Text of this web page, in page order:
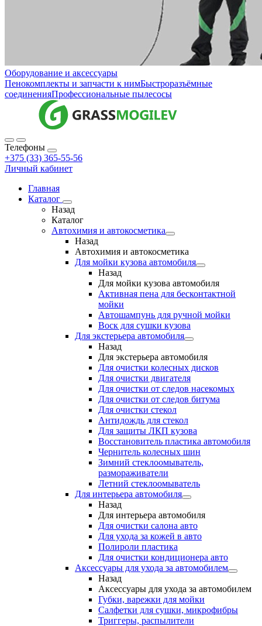
Оборудование и аксессуары
Пенокомплекты и запчасти к нимБыстроразъёмные
соединенияПрофессиональные пылесосы
Телефоны
+375 (33) 365-55-56
Личный кабинет
Главная
Каталог
Назад
Каталог
Автохимия и автокосметика
Назад
Автохимия и автокосметика
Для мойки кузова автомобиля
Назад
Для мойки кузова автомобиля
Активная пена для бесконтактной
мойки
Автошампунь для ручной мойки
Воск для сушки кузова
Для экстерьера автомобиля
Назад
Для экстерьера автомобиля
Для очистки колесных дисков
Для очистки двигателя
Для очистки от следов насекомых
Для очистки от следов битума
Для очистки стекол
Антидождь для стекол
Для защиты ЛКП кузова
Восстановитель пластика автомобиля
Чернитель колесных шин
Зимний стеклоомыватель,
размораживатели
Летний стеклоомыватель
Для интерьера автомобиля
Назад
Для интерьера автомобиля
Для очистки салона авто
Для ухода за кожей в авто
Полироли пластика
Для очистки кондиционера авто
Аксессуары для ухода за автомобилем
Назад
Аксессуары для ухода за автомобилем
Губки, варежки для мойки
Салфетки для сушки, микрофибры
Триггеры, распылители